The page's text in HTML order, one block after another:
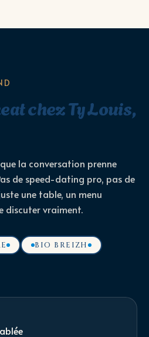
chez Ty Louis,
la conversation prenne
de speed-dating pro, pas de
une table, un menu
discuter vraiment.
BIO BREIZH